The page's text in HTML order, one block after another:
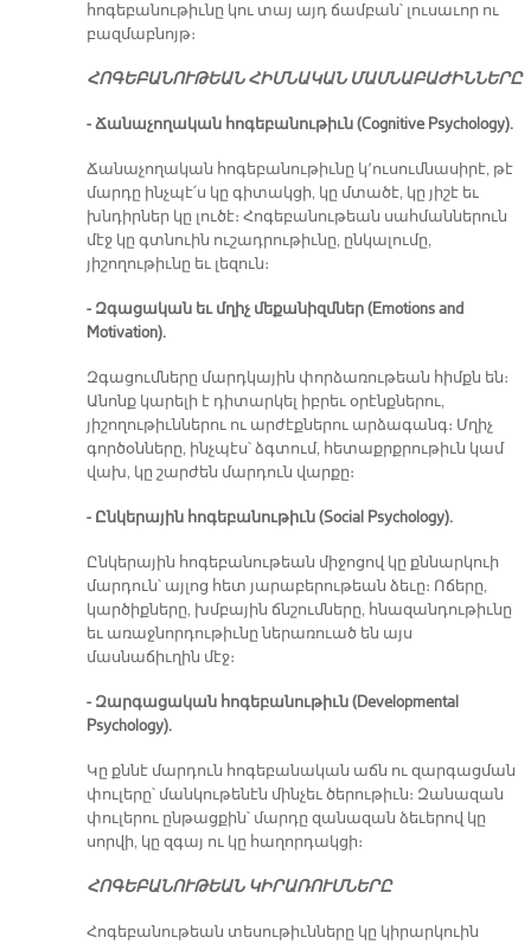
հոգեբանութիւնը կու տայ այդ ճամբան՝ լուսաւոր ու
բազմաբնոյթ։
ՀՈԳԵԲԱՆՈՒԹԵԱՆ ՀԻՄՆԱԿԱՆ ՄԱՍՆԱԲԱԺԻՆՆԵՐԸ
- Ճանաչողական հոգեբանութիւն (Cognitive Psychology).
Ճանաչողական հոգեբանութիւնը կ՚ուսումնասիրէ, թէ
մարդը ինչպէ՛ս կը գիտակցի, կը մտածէ, կը յիշէ եւ
խնդիրներ կը լուծէ։ Հոգեբանութեան սահմաններուն
մէջ կը գտնուին ուշադրութիւնը, ընկալումը,
յիշողութիւնը եւ լեզուն։
- Զգացական եւ մղիչ մեքանիզմներ (Emotions and
Motivation).
Զգացումները մարդկային փորձառութեան հիմքն են։
Անոնք կարելի է դիտարկել իբրեւ օրէնքներու,
յիշողութիւններու ու արժէքներու արձագանգ։ Մղիչ
գործօնները, ինչպէս՝ ձգտում, հետաքրքրութիւն կամ
վախ, կը շարժեն մարդուն վարքը։
- Ընկերային հոգեբանութիւն (Social Psychology).
Ընկերային հոգեբանութեան միջոցով կը քննարկուի
մարդուն՝ այլոց հետ յարաբերութեան ձեւը։ Ոճերը,
կարծիքները, խմբային ճնշումները, հնազանդութիւնը
եւ առաջնորդութիւնը ներառուած են այս
մասնաճիւղին մէջ։
- Զարգացական հոգեբանութիւն (Developmental
Psychology).
Կը քննէ մարդուն հոգեբանական աճն ու զարգացման
փուլերը՝ մանկութենէն մինչեւ ծերութիւն։ Զանազան
փուլերու ընթացքին՝ մարդը զանազան ձեւերով կը
սորվի, կը զգայ ու կը հաղորդակցի։
ՀՈԳԵԲԱՆՈՒԹԵԱՆ ԿԻՐԱՌՈՒՄՆԵՐԸ
Հոգեբանութեան տեսութիւնները կը կիրարկուին